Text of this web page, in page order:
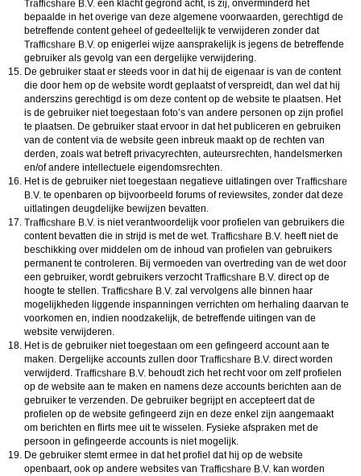
een klacht gegrond acht, is zij, onverminderd het
bepaalde in het overige van deze algemene voorwaarden, gerechtigd de
betreffende content geheel of gedeeltelijk te verwijderen zonder dat
op enigerlei wijze aansprakelijk is jegens de betreffende
gebruiker als gevolg van een dergelijke verwijdering.
De gebruiker staat er steeds voor in dat hij de eigenaar is van de content
die door hem op de website wordt geplaatst of verspreidt, dan wel dat hij
anderszins gerechtigd is om deze content op de website te plaatsen. Het
is de gebruiker niet toegestaan foto’s van andere personen op zijn profiel
te plaatsen. De gebruiker staat ervoor in dat het publiceren en gebruiken
van de content via de website geen inbreuk maakt op de rechten van
derden, zoals wat betreft privacyrechten, auteursrechten, handelsmerken
en/of andere intellectuele eigendomsrechten.
Het is de gebruiker niet toegestaan negatieve uitlatingen over
te openbaren op bijvoorbeeld forums of reviewsites, zonder dat deze
uitlatingen deugdelijke bewijzen bevatten.
is niet verantwoordelijk voor profielen van gebruikers die
content bevatten die in strijd is met de wet.
heeft niet de
beschikking over middelen om de inhoud van profielen van gebruikers
permanent te controleren. Bij vermoeden van overtreding van de wet door
een gebruiker, wordt gebruikers verzocht
direct op de
hoogte te stellen.
zal vervolgens alle binnen haar
mogelijkheden liggende inspanningen verrichten om herhaling daarvan te
voorkomen en, indien noodzakelijk, de betreffende uitingen van de
website verwijderen.
Het is de gebruiker niet toegestaan om een gefingeerd account aan te
maken. Dergelijke accounts zullen door
direct worden
verwijderd.
behoudt zich het recht voor om zelf profielen
op de website aan te maken en namens deze accounts berichten aan de
gebruiker te verzenden. De gebruiker begrijpt en accepteert dat de
profielen op de website gefingeerd zijn en deze enkel zijn aangemaakt
om berichten en flirts mee uit te wisselen. Fysieke afspraken met de
persoon in gefingeerde accounts is niet mogelijk.
De gebruiker stemt ermee in dat het profiel dat hij op de website
openbaart, ook op andere websites van
kan worden